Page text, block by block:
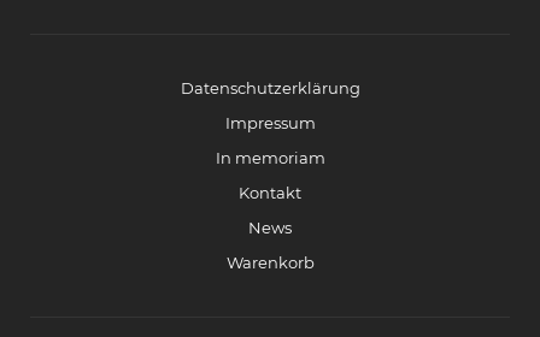
Datenschutzerklärung
Impressum
In memoriam
Kontakt
News
Warenkorb